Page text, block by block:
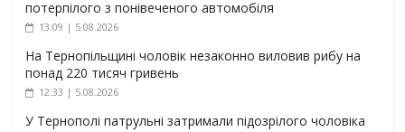
потерпілого з понівеченого автомобіля
13:09 | 5.08.2026
На Тернопільщині чоловік незаконно виловив рибу на
понад 220 тисяч гривень
12:33 | 5.08.2026
У Тернополі патрульні затримали підозрілого чоловіка